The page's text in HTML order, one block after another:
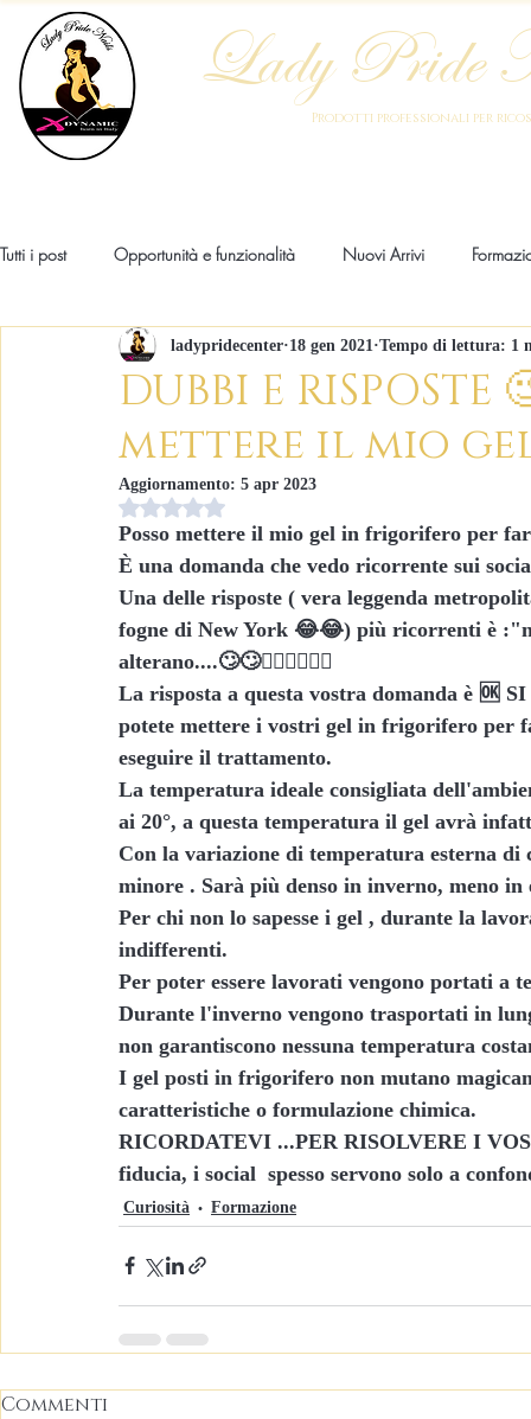
Lady Pride
Prodotti professionali per
Tutti i post Opportunità e funzionalità Nuovi Arrivi
Anatomia Moda Innovazione
DUBBI E RISPOSTE
mettere il mio
ladypridecenter 18 gen 2021 Tempo di lettura: 1
Aggiornamento: 5 apr 2023
Valutazione NaN stelle su 5.
Posso mettere il mio gel in frigorifero per
È una domanda che vedo ricorrente sui
Una delle risposte ( vera leggenda
fogne di New York 😂😂) più ricorrenti è
alterano....🙄🙄🤦🏼‍♀️🤦🏼‍♀️
La risposta a questa vostra domanda è 🆗 SI
potete mettere i vostri gel in frigorifero
eseguire il trattamento.
La temperatura ideale consigliata
ai 20°, a questa temperatura il gel avrà
Con la variazione di temperatura esterna di
minore . Sarà più denso in inverno, meno in
Per chi non lo sapesse i gel , durante la
indifferenti.
Per poter essere lavorati vengono portati a
Durante l'inverno vengono trasportati in
non garantiscono nessuna temperatura
I gel posti in frigorifero non mutano
caratteristiche o formulazione chimica.
RICORDATEVI ...PER RISOLVERE I
fiducia, i social  spesso servono solo a
Curiosità Formazione
Commenti